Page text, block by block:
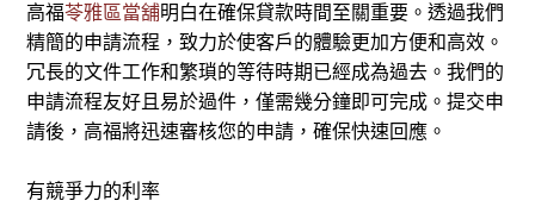
高福苓雅區當舖明白在確保貸款時間至關重要。透過我們
精簡的申請流程，致力於使客戶的體驗更加方便和高效。
冗長的文件工作和繁瑣的等待時期已經成為過去。我們的
申請流程友好且易於過件，僅需幾分鐘即可完成。提交申
請後，高福將迅速審核您的申請，確保快速回應。
有競爭力的利率